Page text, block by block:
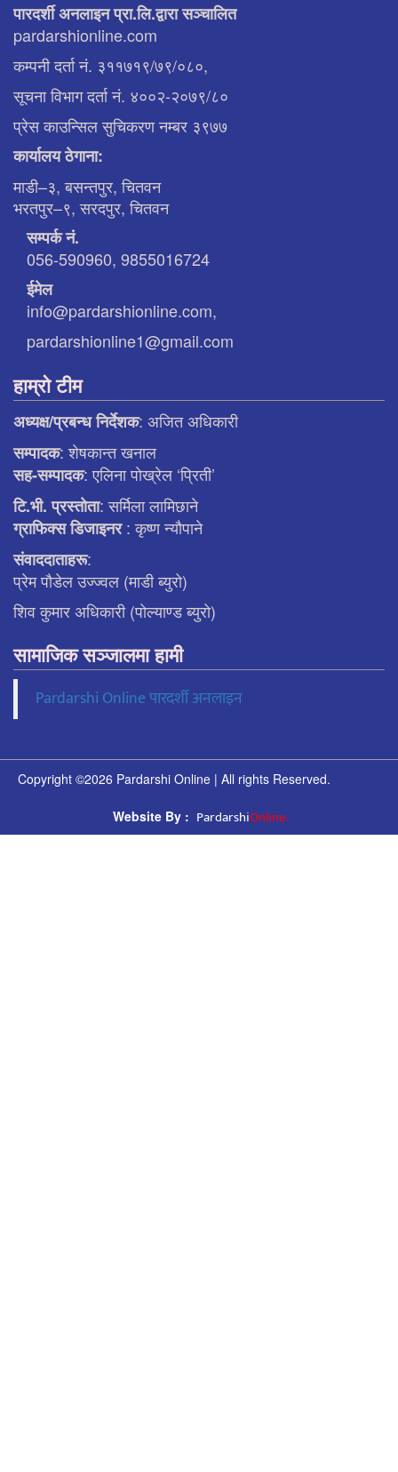
पारदर्शी अनलाइन प्रा.लि.द्वारा सञ्चालित
pardarshionline.com
कम्पनी दर्ता नं. ३११७१९/७९/०८०,
सूचना विभाग दर्ता नं. ४००२-२०७९/८०
प्रेस काउन्सिल सुचिकरण नम्बर ३९७७
कार्यालय ठेगाना:
माडी–३, बसन्तपुर, चितवन
भरतपुर–९, सरदपुर, चितवन
सम्पर्क नं.
056-590960, 9855016724
ईमेल
info@pardarshionline.com,
pardarshionline1@gmail.com
हाम्रो टीम
अध्यक्ष/प्रबन्ध निर्देशक: अजित अधिकारी
सम्पादक: शेषकान्त खनाल
सह-सम्पादक: एलिना पाेख्रेल ‘प्रिती’
टि.भी. प्रस्ताेता: सर्मिला लामिछाने
ग्राफिक्स डिजाइनर: कृष्ण न्याैपाने
संवाददाताहरू:
प्रेम पौडेल उज्ज्वल (माडी ब्युरो)
शिव कुमार अधिकारी (पोल्याण्ड ब्युरो)
सामाजिक सञ्जालमा हामी
Pardarshi Online पारदर्शी अनलाइन
Copyright ©2026 Pardarshi Online | All rights Reserved.
Website By : PardarshiOnline.